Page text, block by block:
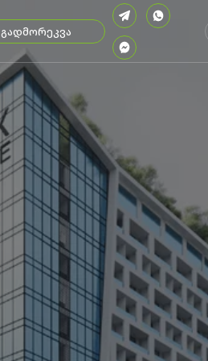
გადმორეკვა